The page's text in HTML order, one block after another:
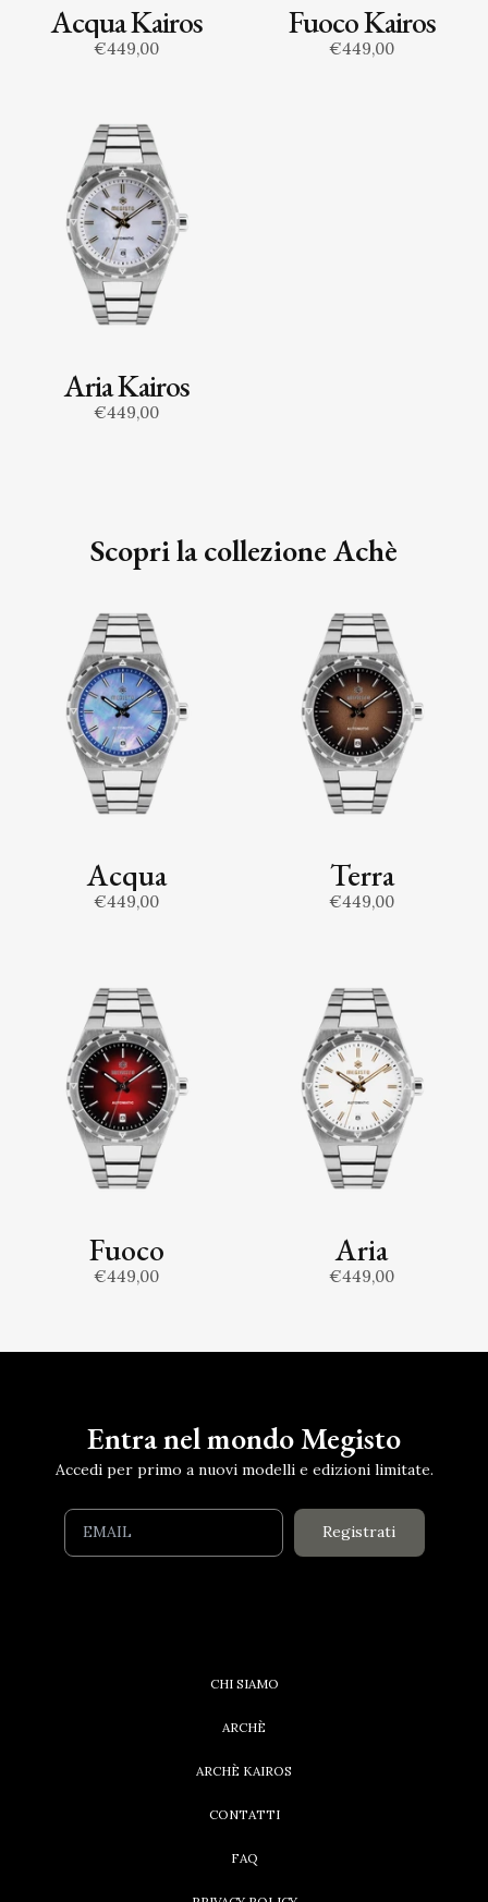
Acqua Kairos
€449,00
Fuoco Kairos
€449,00
Aria Kairos
€449,00
Scopri la collezione Achè
Acqua
€449,00
Terra
€449,00
Fuoco
€449,00
Aria
€449,00
Entra nel mondo Megisto
Accedi per primo a nuovi modelli e edizioni limitate.
Registrati
CHI SIAMO
ARCHÈ
ARCHÈ KAIROS
CONTATTI
FAQ